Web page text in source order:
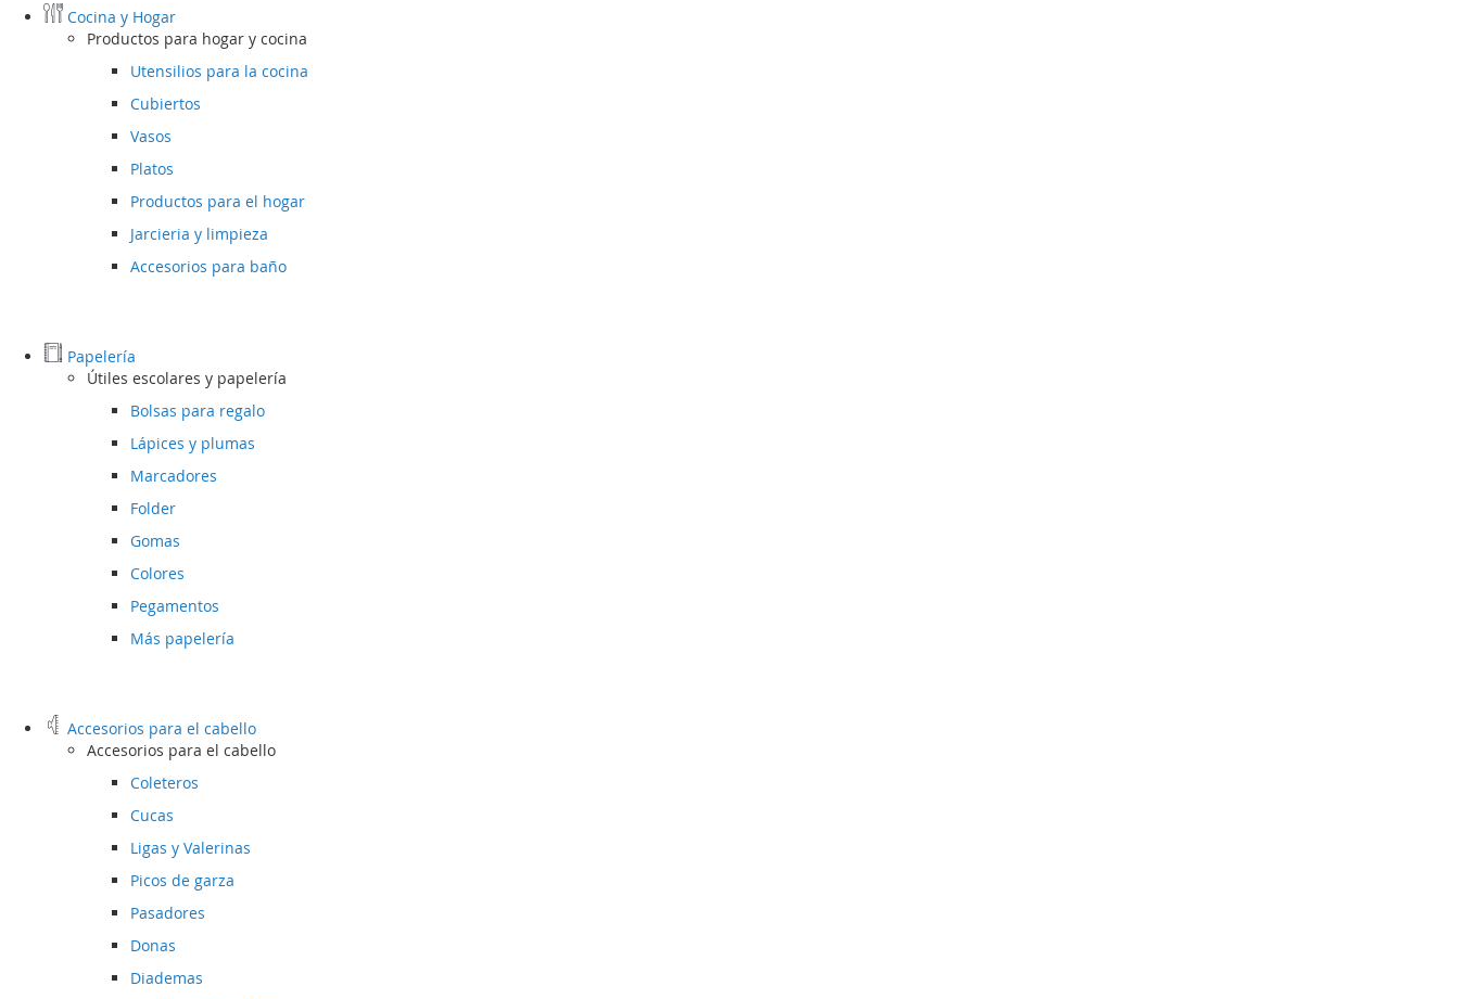
Cocina y Hogar
Productos para hogar y cocina
Utensilios para la cocina
Cubiertos
Vasos
Platos
Productos para el hogar
Jarcieria y limpieza
Accesorios para baño
Papelería
Útiles escolares y papelería
Bolsas para regalo
Lápices y plumas
Marcadores
Folder
Gomas
Colores
Pegamentos
Más papelería
Accesorios para el cabello
Accesorios para el cabello
Coleteros
Cucas
Ligas y Valerinas
Picos de garza
Pasadores
Donas
Diademas